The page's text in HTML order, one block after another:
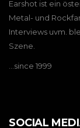
Earshot ist ein
Metal- und
Interviews uvm.
Szene.
…since 1999
SOCIAL